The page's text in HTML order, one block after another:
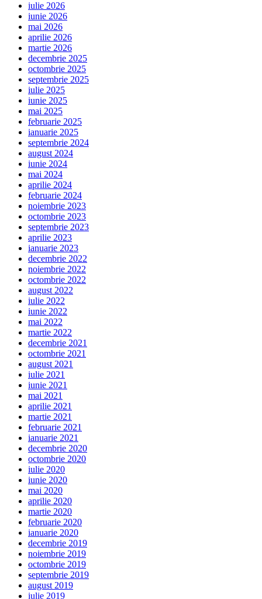
iulie 2026
iunie 2026
mai 2026
aprilie 2026
martie 2026
decembrie 2025
octombrie 2025
septembrie 2025
iulie 2025
iunie 2025
mai 2025
februarie 2025
ianuarie 2025
septembrie 2024
august 2024
iunie 2024
mai 2024
aprilie 2024
februarie 2024
noiembrie 2023
octombrie 2023
septembrie 2023
aprilie 2023
ianuarie 2023
decembrie 2022
noiembrie 2022
octombrie 2022
august 2022
iulie 2022
iunie 2022
mai 2022
martie 2022
decembrie 2021
octombrie 2021
august 2021
iulie 2021
iunie 2021
mai 2021
aprilie 2021
martie 2021
februarie 2021
ianuarie 2021
decembrie 2020
octombrie 2020
iulie 2020
iunie 2020
mai 2020
aprilie 2020
martie 2020
februarie 2020
ianuarie 2020
decembrie 2019
noiembrie 2019
octombrie 2019
septembrie 2019
august 2019
iulie 2019